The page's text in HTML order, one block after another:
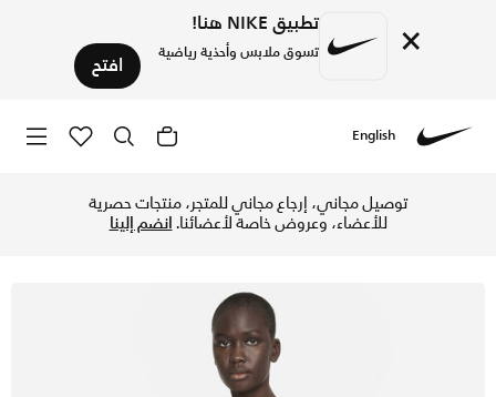
× تطبيق NIKE هنا!
تسوق ملابس وأحذية رياضية افتح
English
توصيل مجاني، إرجاع مجاني للمتجر، منتجات حصرية
للأعضاء، وعروض خاصة لأعضائنا.انضم إلينا